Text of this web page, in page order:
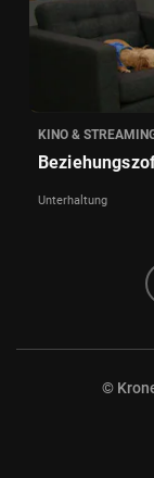
KINO &
Unterhaltung
©